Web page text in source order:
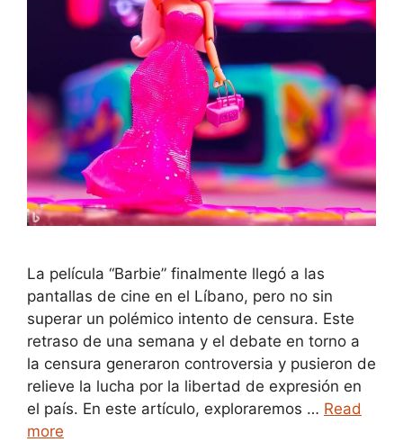
La película “Barbie” finalmente llegó a las
pantallas de cine en el Líbano, pero no sin
superar un polémico intento de censura. Este
retraso de una semana y el debate en torno a
la censura generaron controversia y pusieron de
relieve la lucha por la libertad de expresión en
el país. En este artículo, exploraremos … Read
more